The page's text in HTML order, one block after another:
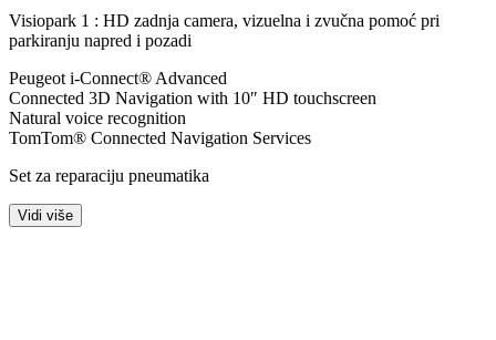
Visiopark 1 : HD zadnja camera, vizuelna i zvučna pomoć pri
parkiranju napred i pozadi
Peugeot i-Connect® Advanced
Connected 3D Navigation with 10″ HD touchscreen
Natural voice recognition
TomTom® Connected Navigation Services
Set za reparaciju pneumatika
Vidi više